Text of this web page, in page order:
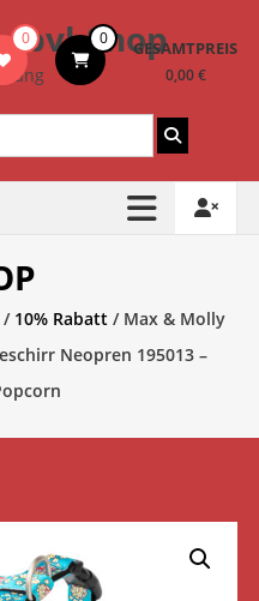
bvl-Shop
Lang
0 0 GESAMTPREIS
0,00 €
10% Rabatt/ Max & Molly
Neopren 195013 –